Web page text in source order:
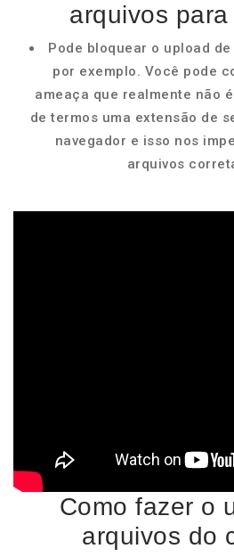
arquivos
Pode bloquear o upload
por exemplo. Você pode
ameaça que realmente não
de termos uma extensão de
navegador e isso nos
arquivos
Como fazer o
arquivos do